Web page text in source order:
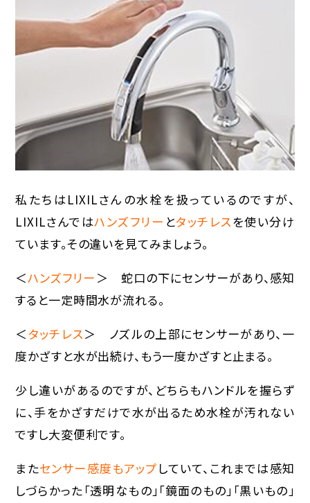
私たちはLIXILさんの水栓を扱っているのですが、
LIXILさんではハンズフリー とタッチレスを使い分け
ています。その違いを見てみましょう。
＜ハンズフリー ＞ 蛇口の下にセンサーがあり、感知
すると一定時間水が流れる。
＜タッチレス＞ ノズルの上部にセンサーがあり、一
度かざすと水が出続け、もう一度かざすと止まる。
少し違いがあるのですが、どちらもハンドルを握らず
に、手をかざすだけで水が出るため水栓が汚れない
ですし大変便利です。
またセンサー感度もアップ していて、これまでは感知
しづらかった「透明なもの」「鏡面のもの」「黒いもの」